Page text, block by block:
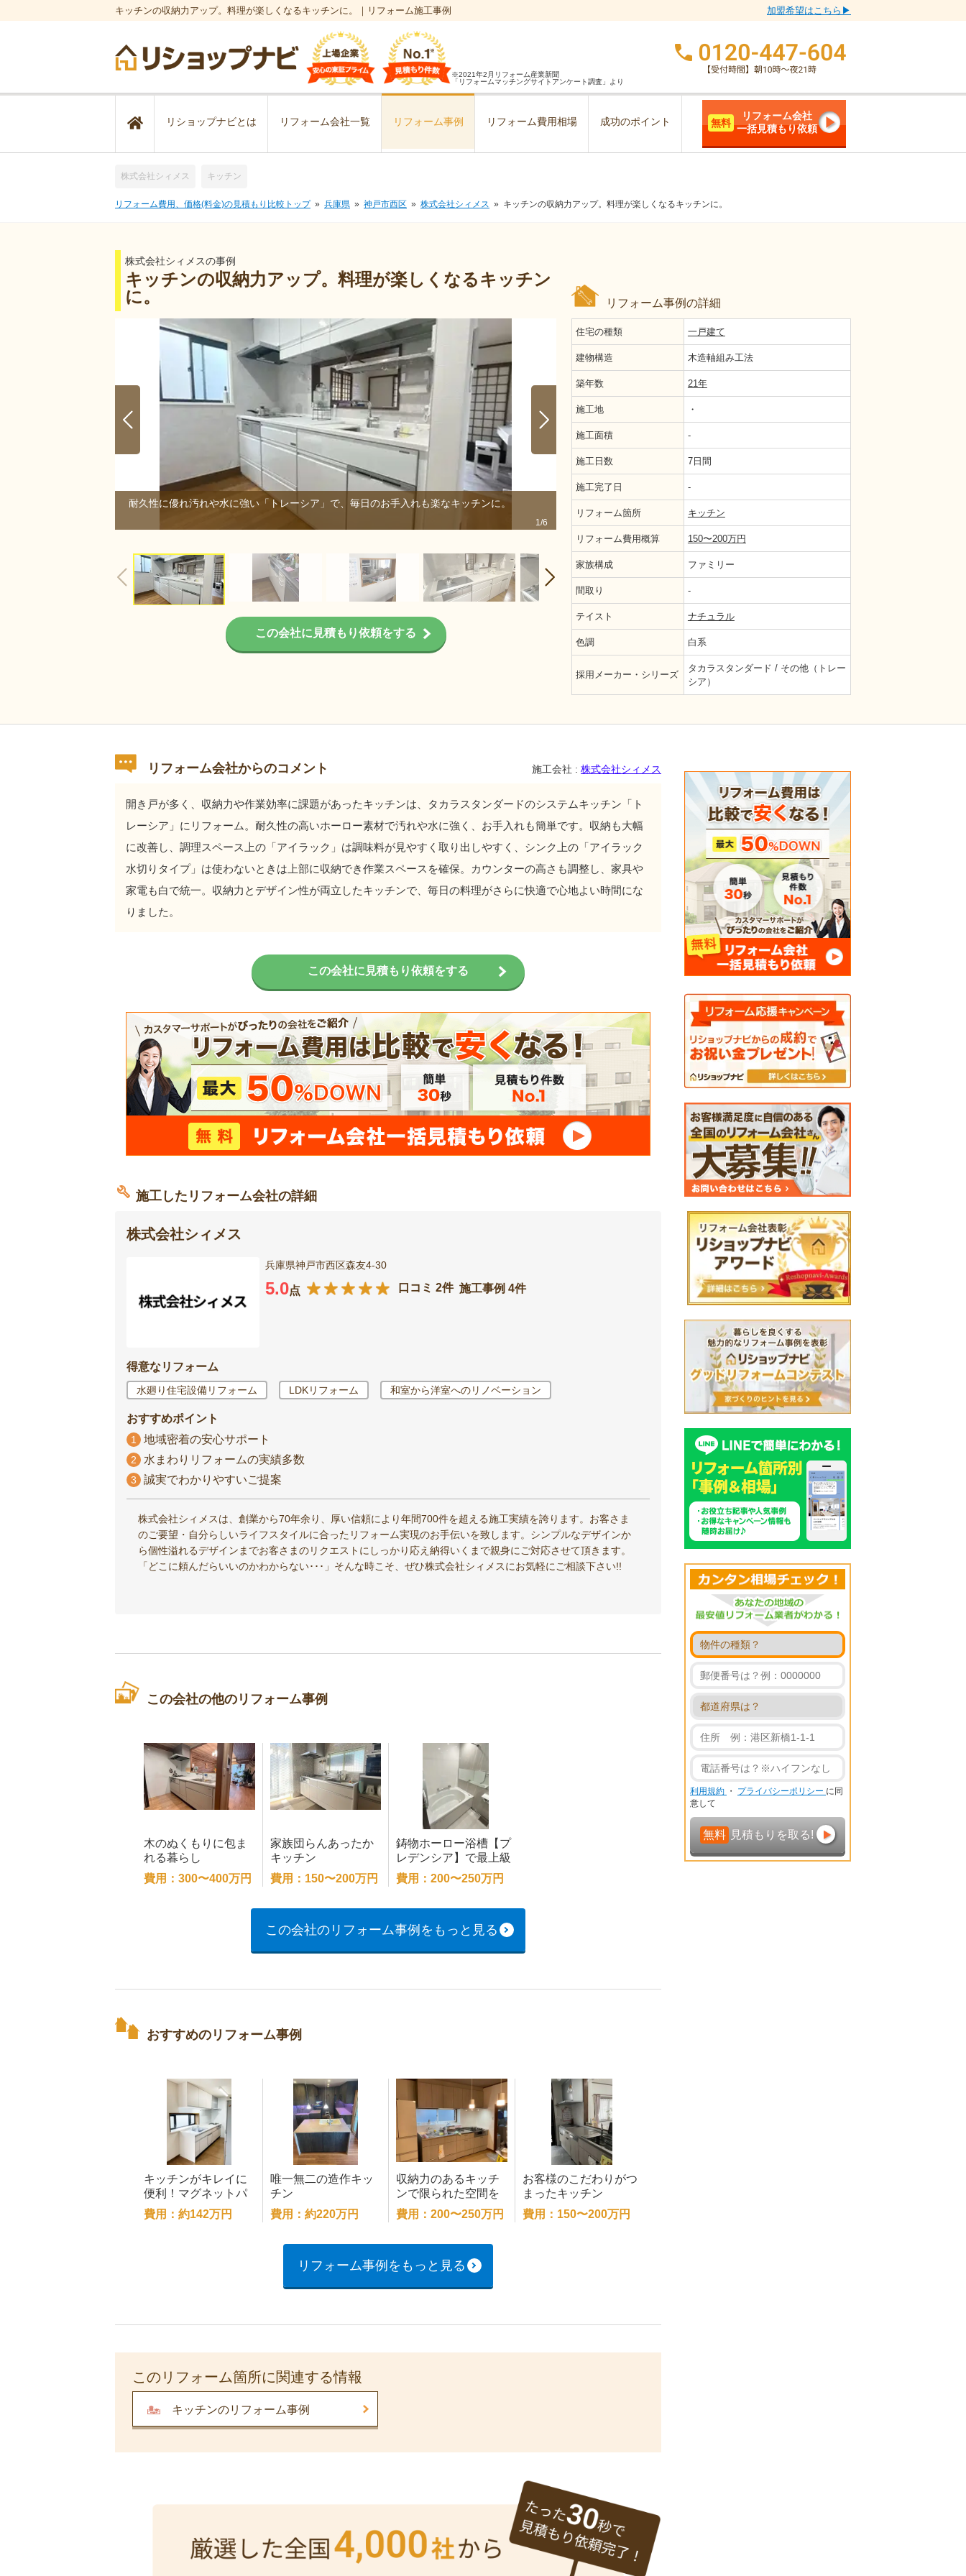
キッチンの収納力アップ。料理が楽しくなるキッチンに。｜リフォーム施工事例 加盟希望はこちら▶
※2021年2月リフォーム産業新聞
「リフォームマッチングサイトアンケート調査」より
リショップナビとは リフォーム会社一覧 リフォーム事例 リフォーム費用相場 成功のポイント 無料
リフォーム会社
一括見積もり依頼
株式会社シィメス キッチン
リフォーム費用、価格(料金)の見積もり比較トップ 兵庫県 神戸市西区 株式会社シィメス キッチンの収納力アップ。料理が楽しくなるキッチンに。
株式会社シィメスの事例
キッチンの収納力アップ。料理が楽しくなるキッチン
に。
リフォーム事例の詳細
耐久性に優れ汚れや水に強い「トレーシア」で、毎日のお手入れも楽なキッチンに。
1/6
開き戸が多く収納や作業効率に課題があった使いづらいキッチン。
この会社に見積もり依頼をする
住宅の種類 一戸建て
建物構造 木造軸組み工法
築年数 21年
施工地 ・
施工面積 -
施工日数 7日間
施工完了日 -
リフォーム箇所 キッチン
リフォーム費用概算 150〜200万円
家族構成 ファミリー
間取り -
テイスト ナチュラル
色調 白系
採用メーカー・シリーズ
タカラスタンダード / その他（トレー
シア）
リフォーム会社からのコメント 施工会社 : 株式会社シィメス
開き戸が多く、収納力や作業効率に課題があったキッチンは、タカラスタンダードのシステムキッチン「ト
レーシア」にリフォーム。耐久性の高いホーロー素材で汚れや水に強く、お手入れも簡単です。収納も大幅
に改善し、調理スペース上の「アイラック」は調味料が見やすく取り出しやすく、シンク上の「アイラック
水切りタイプ」は使わないときは上部に収納でき作業スペースを確保。カウンターの高さも調整し、家具や
家電も白で統一。収納力とデザイン性が両立したキッチンで、毎日の料理がさらに快適で心地よい時間にな
りました。
この会社に見積もり依頼をする
施工したリフォーム会社の詳細
株式会社シィメス
兵庫県神戸市西区森友4-30
5.0点 口コミ 2件 施工事例 4件
得意なリフォーム
水廻り住宅設備リフォーム LDKリフォーム 和室から洋室へのリノベーション
おすすめポイント
1 地域密着の安心サポート
2 水まわりリフォームの実績多数
3 誠実でわかりやすいご提案
株式会社シィメスは、創業から70年余り、厚い信頼により年間700件を超える施工実績を誇ります。お客さま
のご要望・自分らしいライフスタイルに合ったリフォーム実現のお手伝いを致します。シンプルなデザインか
ら個性溢れるデザインまでお客さまのリクエストにしっかり応え納得いくまで親身にご対応させて頂きます。
「どこに頼んだらいいのかわからない･･･」そんな時こそ、ぜひ株式会社シィメスにお気軽にご相談下さい!!
この会社の他のリフォーム事例
木のぬくもりに包ま
れる暮らし
費用：300〜400万円
家族団らんあったか
キッチン
費用：150〜200万円
鋳物ホーロー浴槽【プ
レデンシア】で最上級
のバスタイム
費用：200〜250万円
この会社のリフォーム事例をもっと見る
おすすめのリフォーム事例
キッチンがキレイに
便利！マグネットパ
ネルで色々な物を楽
に設置
費用：約142万円
唯一無二の造作キッ
チン
費用：約220万円
収納力のあるキッチ
ンで限られた空間を
より広く
費用：200〜250万円
お客様のこだわりがつ
まったキッチン
費用：150〜200万円
リフォーム事例をもっと見る
このリフォーム箇所に関連する情報
キッチンのリフォーム事例
利用規約 ・ プライバシーポリシー に同
意して
無料 見積もりを取る!